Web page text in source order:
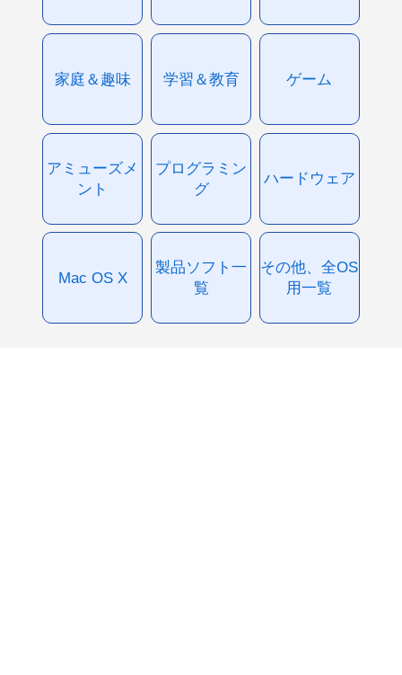
家庭＆趣味 学習＆教育 ゲーム
アミューズメ
ント
プログラミン
グ
ハードウェア
Mac OS X
製品ソフト一
覧
その他、全OS
用一覧